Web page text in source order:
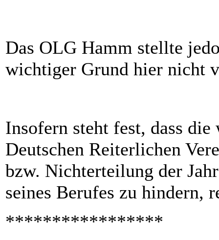
Das OLG Hamm stellte
wichtiger Grund hier nicht
Insofern steht fest, dass
Deutschen Reiterlichen
bzw. Nichterteilung der
seines Berufes zu hindern,
*****************